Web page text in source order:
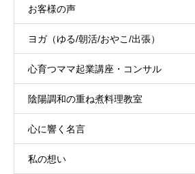
お客様の声
ヨガ（ゆる/朝活/おやこ/出張）
心育つママ起業講座・コンサル
陰陽調和の重ね煮料理教室
心に響く名言
私の想い